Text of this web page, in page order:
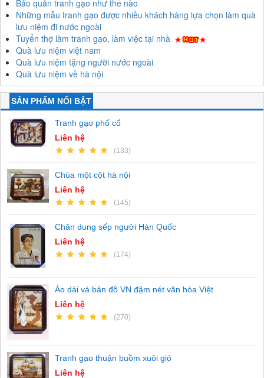
Bảo quản tranh gạo như thế nào
Những mẫu tranh gạo được nhiều khách hàng lựa chọn làm quà
lưu niệm đi nước ngoài
Tuyển thợ làm tranh gạo, làm việc tại nhà
Quà lưu niệm việt nam
Quà lưu niệm tặng người nước ngoài
Quà lưu niệm về hà nội
SẢN PHẨM NỔI BẬT
Tranh gạo phố cổ
Liên hệ
(133)
Chùa một cột hà nội
Liên hệ
(145)
Chân dung sếp người Hàn Quốc
Liên hệ
(174)
Áo dài và bản đồ VN đậm nét văn hóa Việt
Liên hệ
(270)
Tranh gạo thuận buồm xuôi gió
Liên hệ